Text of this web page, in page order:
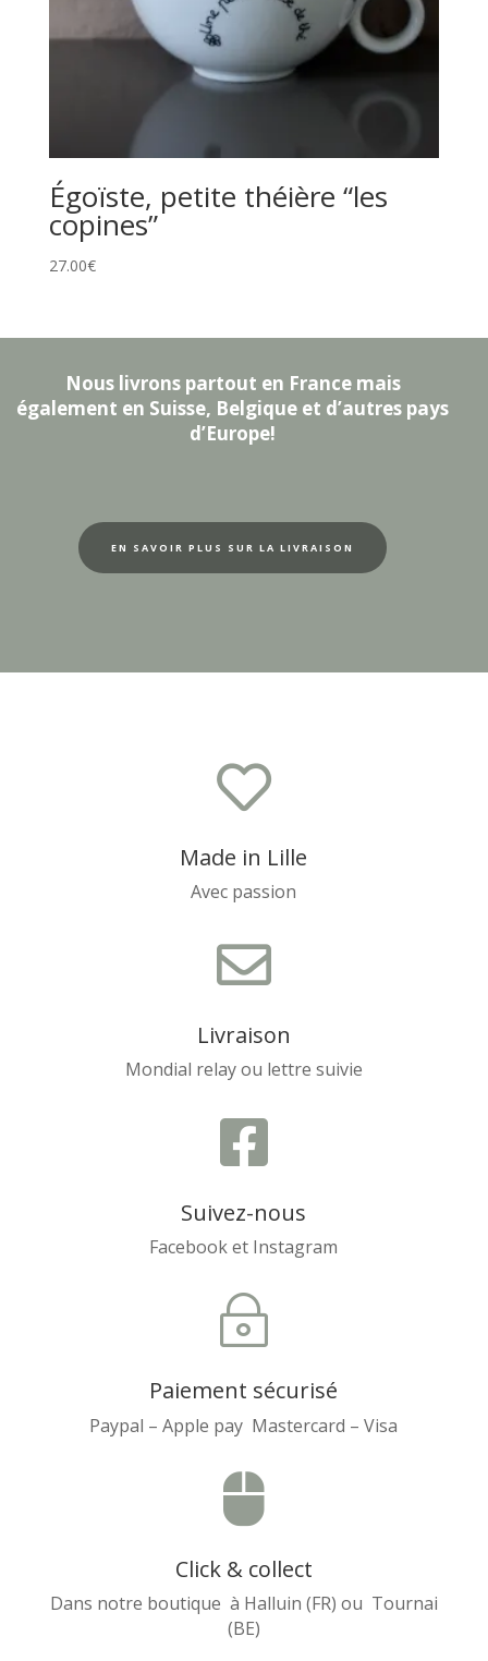
Égoïste, petite théière “les
copines”
27.00€
Nous livrons partout en France mais
également en Suisse, Belgique et d’autres pays
d’Europe!
EN SAVOIR PLUS SUR LA LIVRAISON

Made in Lille
Avec passion

Livraison
Mondial relay ou lettre suivie

Suivez-nous
Facebook et Instagram
~
Paiement sécurisé
Paypal – Apple pay Mastercard – Visa

Click & collect
Dans notre boutique à Halluin (FR) ou Tournai
(BE)